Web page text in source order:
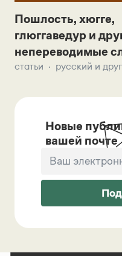
Пошлость, хюгге,
глюггаведур и
непереводимые
статьи русский и
Новые
вашей почте